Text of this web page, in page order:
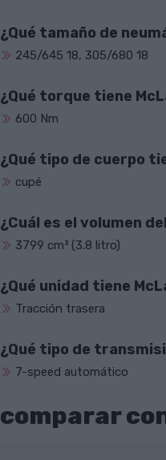
¿Qué tamaño de
245/645 18, 305/680 18
¿Qué torque tiene
600 Nm
¿Qué tipo de cuerpo
cupé
¿Cuál es el volumen
3799 cm³ (3.8 litro)
¿Qué unidad tiene
Tracción trasera
¿Qué tipo de
7-speed automático
comparar